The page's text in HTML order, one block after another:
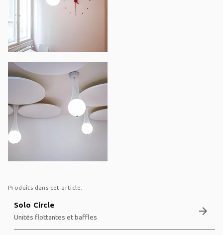
Produits dans cet article:
Solo Circle
Unités flottantes et baffles arrow_forward